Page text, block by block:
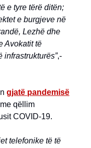
e tyre tërë ditën;
e burgjeve në
Lezhë dhe
Avokatit të
infrastrukturës”,-
gjatë pandemisë
qëllim
COVID-19.
telefonike të të